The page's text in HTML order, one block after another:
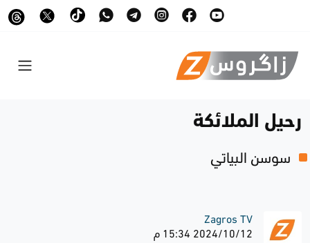
رحيل الملائكة
سوسن البياتي
Zagros TV
2024/10/12 15:34 م